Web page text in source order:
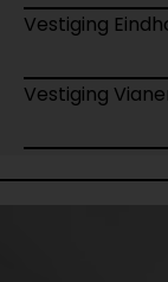
Vestiging
Vestiging